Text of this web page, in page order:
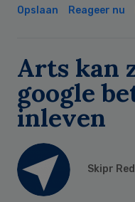
Opslaan Reageer nu
Arts kan
google
inleven
Skipr